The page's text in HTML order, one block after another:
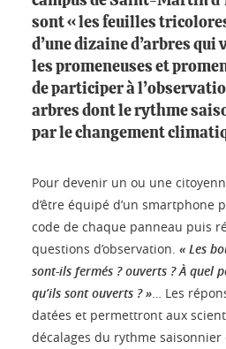
sont « les feuilles
d’une dizaine d’arbres
les promeneuses et
de participer à
arbres dont le rythme
par le changement
Pour devenir un ou une
d’être équipé d’un smartphone
code de chaque panneau puis
questions d’observation. « Les
sont-ils fermés ? ouverts ? À quel
qu’ils sont ouverts ? » … Les
datées et permettront aux
décalages du rythme